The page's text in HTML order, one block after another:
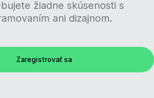
žiadne skúsenosti s
ani dizajnom.
Zaregistrovať sa